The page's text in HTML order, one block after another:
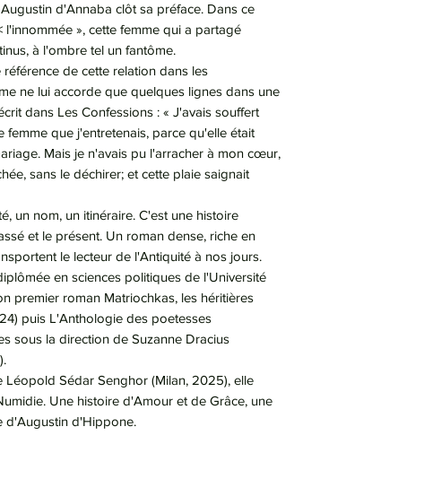
d'Annaba clôt sa préface. Dans ce
l'innommée », cette femme qui a partagé
à l'ombre tel un fantôme.
de cette relation dans les
ne lui accorde que quelques lignes dans une
dans Les Confessions : « J'avais souffert
que j'entretenais, parce qu'elle était
Mais je n'avais pu l'arracher à mon cœur,
sans le déchirer; et cette plaie saignait
un nom, un itinéraire. C'est une histoire
et le présent. Un roman dense, riche en
le lecteur de l'Antiquité à nos jours.
en sciences politiques de l'Université
premier roman Matriochkas, les héritières
puis L'Anthologie des poetesses
sous la direction de Suzanne Dracius
Léopold Sédar Senghor (Milan, 2025), elle
Une histoire d'Amour et de Grâce, une
d'Augustin d'Hippone.